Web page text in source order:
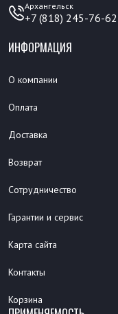
Архангельск
+7 (818) 245-76-62
ИНФОРМАЦИЯ
О компании
Оплата
Доставка
Возврат
Сотрудничество
Гарантии и сервис
Карта сайта
Контакты
Корзина